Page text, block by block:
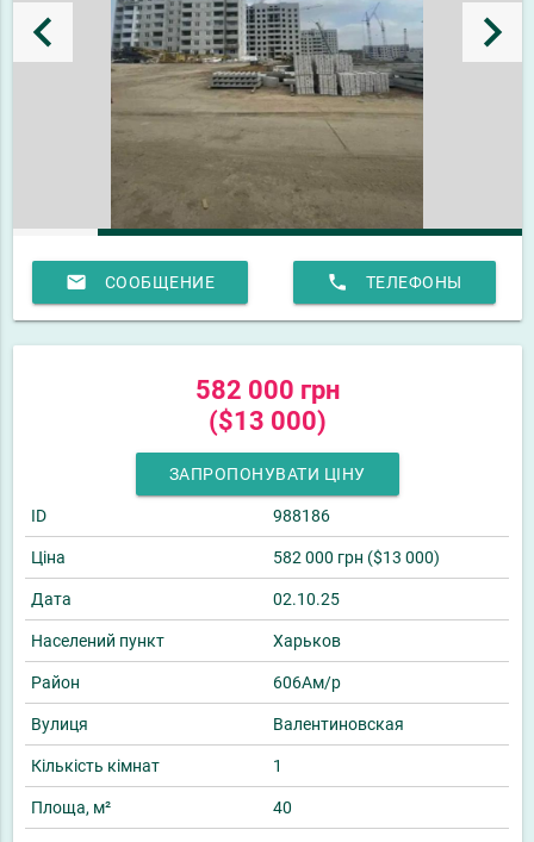
keyboard_arrow_left keyboard_arrow_right
email СООБЩЕНИЕ phone ТЕЛЕФОНЫ
582 000 грн
($13 000)
ЗАПРОПОНУВАТИ ЦІНУ
ID 988186
Ціна 582 000 грн ($13 000)
Дата 02.10.25
Населений пункт Харьков
Район 606Ам/р
Вулиця Валентиновская
Кількість кімнат 1
Площа, м² 40